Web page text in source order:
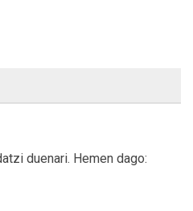
duenari. Hemen dago: